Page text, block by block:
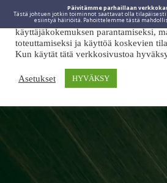
Päivitämme parhaillaan
Tästä johtuen jotkin toiminnot saattavat olla tilapäisesti
esiintyä häiriöitä. Pahoittelemme tästä
Viidakkotohtori.fi käyttää
käyttäjäkokemuksen parantamiseksi,
toteuttamiseksi ja käyttöä koskevien
Kun käytät tätä verkkosivustoa
Asetukset HYVÄKSY